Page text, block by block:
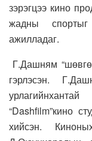
зэрэгцээ кино
жадны
ажилладаг.
Г.Дашням
гэрлэсэн.
“Dashfilm”кино
хийсэн.